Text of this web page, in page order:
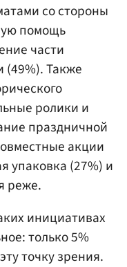
со стороны
помощь
части
Также
ролики и
праздничной
акции
упаковка (27%) и
реже.
инициативах
только 5%
точку зрения.